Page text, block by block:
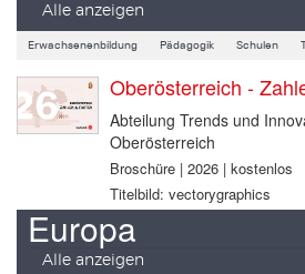
Alle anzeigen
Erwachsenenbildung Pädagogik Schulen
Oberösterreich -
Abteilung Trends und
Oberösterreich
Broschüre | 2026 | kostenlos
Titelbild: vectorygraphics
Europa
Alle anzeigen